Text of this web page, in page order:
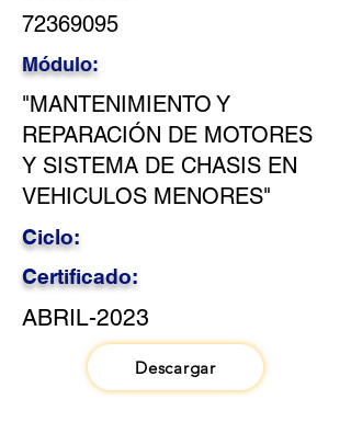
72369095
Módulo:
"MANTENIMIENTO Y
REPARACIÓN DE MOTORES
Y SISTEMA DE CHASIS EN
VEHICULOS MENORES"
Ciclo:
Certificado:
ABRIL-2023
Descargar